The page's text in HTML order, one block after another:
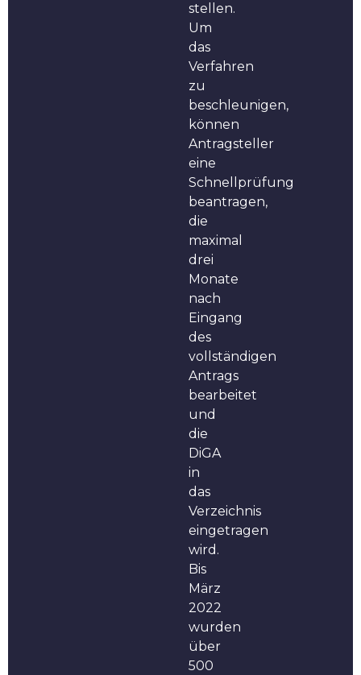
stellen.
Um
das
Verfahren
zu
beschleunigen,
können
Antragsteller
eine
Schnellprüfung
beantragen,
die
maximal
drei
Monate
nach
Eingang
des
vollständigen
Antrags
bearbeitet
und
die
DiGA
in
das
Verzeichnis
eingetragen
wird.
Bis
März
2022
wurden
über
500